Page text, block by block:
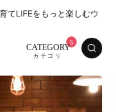
てLIFEをもっと楽しむウ
CATEGORY